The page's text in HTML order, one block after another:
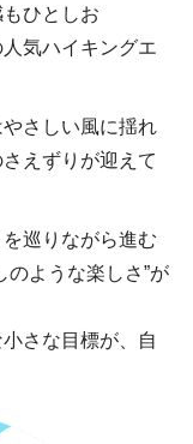
ひとしお
気ハイキングエ
さしい風に揺れ
えずりが迎えて
巡りながら進む
のような楽しさ”が
さな目標が、自